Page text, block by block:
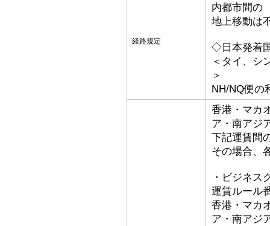
経路規定
内都市間の
地上移動は
◇日本発着
＜タイ、シ
＞
NH/NQ便の
香港・マカ
ア・南アジ
下記運賃間
その場合、
・ビジネス
運賃ルール
香港・マカ
ア・南アジ